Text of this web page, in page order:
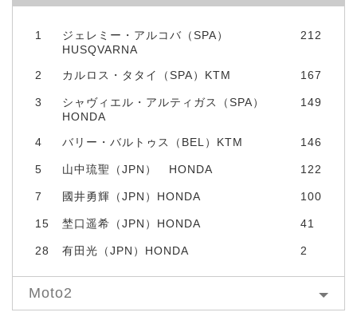
1
ジェレミー・アルコバ（SPA）
HUSQVARNA
212
2 カルロス・タタイ（SPA）KTM 167
3
シャヴィエル・アルティガス（SPA）
HONDA
149
4 バリー・バルトゥス（BEL）KTM 146
5 山中琉聖（JPN） HONDA 122
7 國井勇輝（JPN）HONDA 100
15 埜口遥希（JPN）HONDA 41
28 有田光（JPN）HONDA 2
Moto2